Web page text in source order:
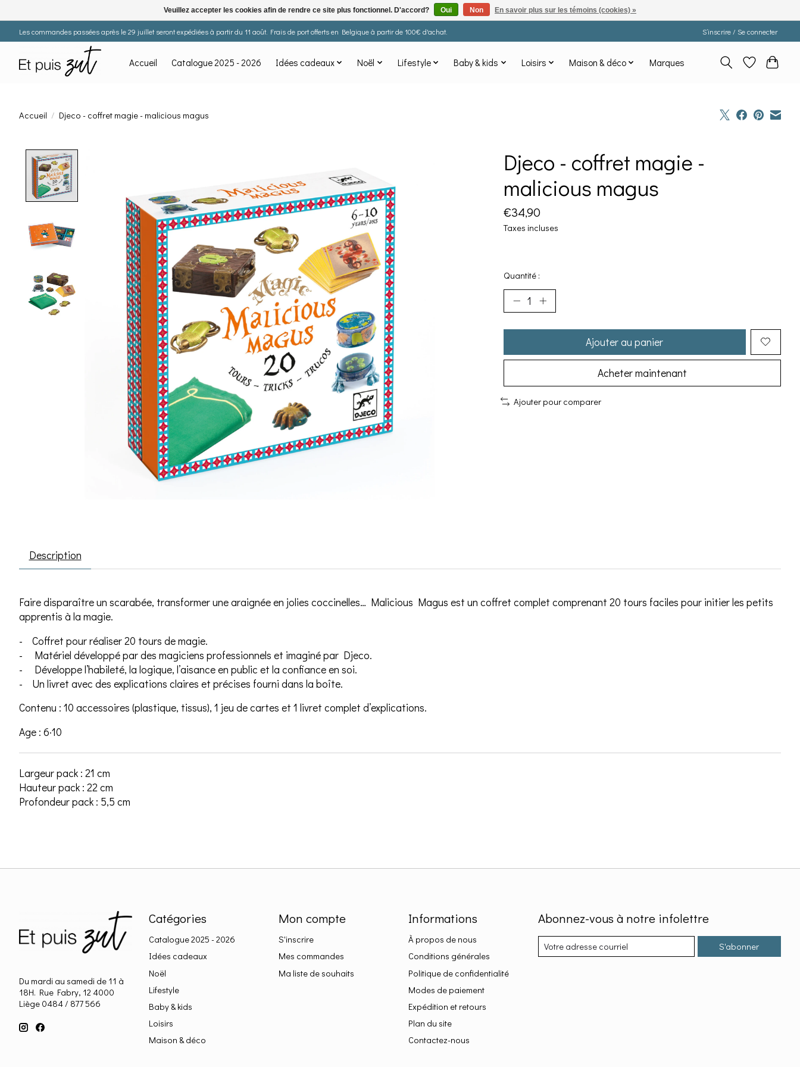
Les commandes passées après le 29 juillet seront expédiées à partir du 11 août. Frais de port offerts en Belgique à partir de 100€ d'achat. S’inscrire / Se connecter
Accueil Catalogue 2025 - 2026 Idées cadeaux Noël Lifestyle Baby & kids Loisirs Maison & déco Marques
Accueil / Djeco - coffret magie - malicious magus
Djeco - coffret magie -
malicious magus
€34,90
Taxes incluses
Quantité :
Ajouter au panier
Acheter maintenant
Ajouter pour comparer
Description
Faire disparaître un scarabée, transformer une araignée en jolies coccinelles… Malicious Magus est un coffret complet comprenant 20 tours faciles pour initier les petits
apprentis à la magie.
-
Coffret pour réaliser 20 tours de magie.
-
Matériel développé par des magiciens professionnels et imaginé par Djeco.
-
Développe l’habileté, la logique, l’aisance en public et la confiance en soi.
-
Un livret avec des explications claires et précises fourni dans la boîte.
Contenu : 10 accessoires (plastique, tissus), 1 jeu de cartes et 1 livret complet d’explications.
Age : 6·10
Largeur pack : 21 cm
Hauteur pack : 22 cm
Profondeur pack : 5,5 cm
Du mardi au samedi de 11 à
18H. Rue Fabry, 12 4000
Liège 0484 / 877 566
Catégories
Catalogue 2025 - 2026
Idées cadeaux
Noël
Lifestyle
Baby & kids
Loisirs
Maison & déco
Mon compte
S'inscrire
Mes commandes
Ma liste de souhaits
Informations
À propos de nous
Conditions générales
Politique de confidentialité
Modes de paiement
Expédition et retours
Plan du site
Contactez-nous
Abonnez-vous à notre infolettre
S'abonner
Veuillez accepter les cookies afin de rendre ce site plus fonctionnel. D'accord? Oui Non En savoir plus sur les témoins (cookies) »